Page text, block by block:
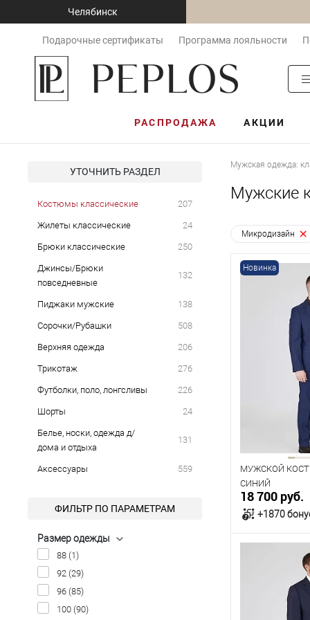
Челябинск
Подарочные сертификаты Программа лояльности
РАСПРОДАЖА АКЦИИ
УТОЧНИТЬ РАЗДЕЛ
Костюмы классические 207
Жилеты классические 24
Брюки классические 250
Джинсы/Брюки
повседневные
132
Пиджаки мужские 138
Сорочки/Рубашки 508
Верхняя одежда 206
Трикотаж 276
Футболки, поло, лонгсливы 226
Шорты 24
Белье, носки, одежда д/
дома и отдыха
131
Аксессуары 559
ФИЛЬТР ПО ПАРАМЕТРАМ
Размер одежды
88 (1)
92 (29)
96 (85)
100 (90)
Мужская одежда:
Мужские
Микродизайн
Новинка
МУЖСКОЙ
СИНИЙ
18 700 руб.
+1870
В
В наличии
Таблица